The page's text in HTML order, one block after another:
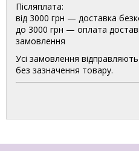
Післяплата:
від 3000 грн — доставка
до 3000 грн — оплата
замовлення
Усі замовлення
без зазначення товару.